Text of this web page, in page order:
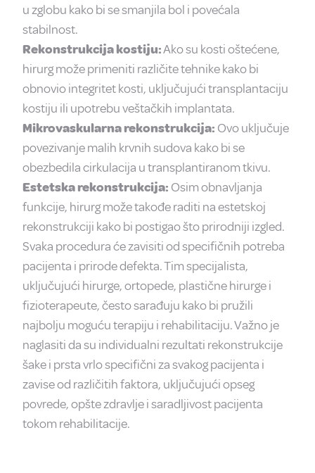
u zglobu kako bi se smanjila bol i povećala
stabilnost.
Rekonstrukcija kostiju:Ako su kosti oštećene,
hirurg može primeniti različite tehnike kako bi
obnovio integritet kosti, uključujući transplantaciju
kostiju ili upotrebu veštačkih implantata.
Mikrovaskularna rekonstrukcija: Ovo uključuje
povezivanje malih krvnih sudova kako bi se
obezbedila cirkulacija u transplantiranom tkivu.
Estetska rekonstrukcija: Osim obnavljanja
funkcije, hirurg može takođe raditi na estetskoj
rekonstrukciji kako bi postigao što prirodniji izgled.
Svaka procedura će zavisiti od specifičnih potreba
pacijenta i prirode defekta. Tim specijalista,
uključujući hirurge, ortopede, plastične hirurge i
fizioterapeute, često sarađuju kako bi pružili
najbolju moguću terapiju i rehabilitaciju. Važno je
naglasiti da su individualni rezultati rekonstrukcije
šake i prsta vrlo specifični za svakog pacijenta i
zavise od različitih faktora, uključujući opseg
povrede, opšte zdravlje i saradljivost pacijenta
tokom rehabilitacije.